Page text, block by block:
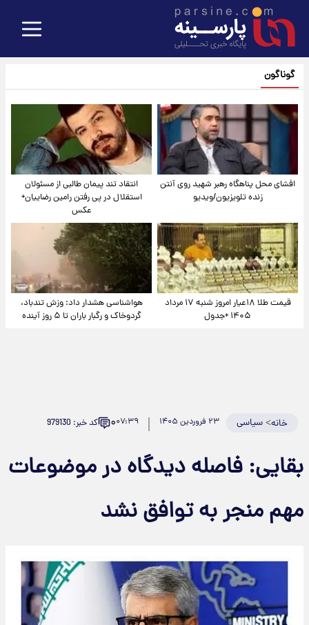
گوناگون
افشای محل پناهگاه‌ رهبر شهید روی آنتن
زنده تلویزیون/ویدیو
انتقاد تند پیمان طالبی از مسئولان
استقلال در پی رفتن رامین رضاییان+
عکس
قیمت طلا ۱۸عیار امروز شنبه ۱۷ مرداد
۱۴۰۵ +جدول
هواشناسی هشدار داد: وزش تندباد،
گردوخاک و رگبار باران تا ۵ روز آینده
خانه>سیاسی ۲۳ فروردین ۱۴۰۵ ۰۷:۳۹۰ کد خبر: 979130
بقایی: فاصله دیدگاه در موضوعات
مهم منجر به توافق نشد